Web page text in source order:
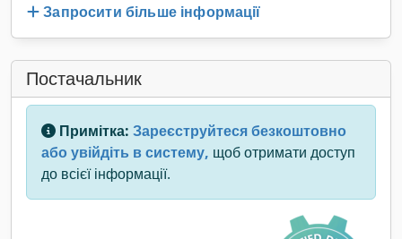
Запросити більше інформації
Постачальник
Примітка: Зареєструйтеся безкоштовно
або увійдіть в систему, щоб отримати доступ
до всієї інформації.